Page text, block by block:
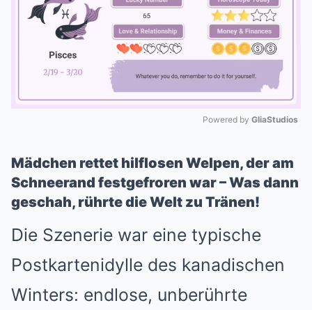
Powered by GliaStudios
Mädchen rettet hilflosen Welpen, der am
Schneerand festgefroren war – Was dann
geschah, rührte die Welt zu Tränen!
Die Szenerie war eine typische
Postkartenidylle des kanadischen
Winters: endlose, unberührte